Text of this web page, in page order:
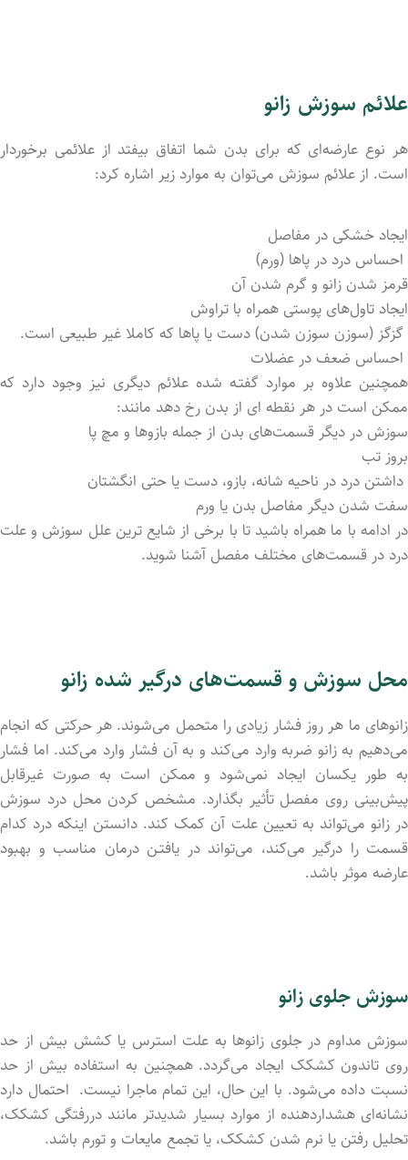
علائم سوزش زانو
هر نوع عارضه‌ای که برای بدن شما اتفاق بیفتد از علائمی برخوردار
است. از علائم سوزش می‌توان به موارد زیر اشاره کرد:
ایجاد خشکی در مفاصل
احساس درد در پاها (ورم)
قرمز شدن زانو و گرم شدن آن
ایجاد تاول‌های پوستی همراه با تراوش
گزگز (سوزن سوزن شدن) دست یا پاها که کاملا غیر طبیعی است.
احساس ضعف در عضلات
همچنین علاوه بر موارد گفتـه شد‌ه علائم دیگری نیز وجود دارد که
ممکن است در هر نقطه ای از بدن رخ دهد مانند:
سوزش در دیگر قسمت‌های بدن از جمله بازوها و مچ پا
بروز تب
داشتن درد در ناحیه شانه، بازو، دست یا حتی انگشتان
سفت شدن دیگر مفاصل بدن یا ورم
در ادامه با ما همراه باشید تا با برخی از شایع ترین علل سوزش و علت
درد در قسمت‌های مختلف مفصل آشنا شوید.
محل سوزش و قسمت‌های درگیر شد‌ه زانو
زانوهای ما هر روز فشار زیادی را متحمل می‌شوند. هر حرکتی که انجام
می‌دهیم به زانو ضربه وارد می‌کند و به آن فشار وارد می‌کند. اما فشار
به طور یکسان ایجاد نمی‌شود و ممکن است به‌ صورت غیرقابل
پیش‌بینی روی مفصل تأثیر بگذارد. مشخص کردن محل درد سوزش
در زانو می‌تواند به تعیین علت آن کمک کند. دانستن اینکه درد کدام
قسمت را درگیر می‌کند، می‌تواند در یافتـن درمان مناسب و بهبود
عارضه موثر باشد.
سوزش جلوی زانو
سوزش مداوم در جلوی زانوها به علت استرس یا کشش بیش از حد
روی تاندون کشکک ایجاد می‌‌گردد. همچنین به استفاده بیش از حد
نسبت داد‌ه می‌شود. با این حال، این تمام ماجرا نیست. احتمال دارد
نشانه‌ای هشداردهنده از موارد بسیار شدیدتر مانند دررفتگی کشکک،
تحلیل رفتن یا نرم شدن کشکک، یا تجمع مایعات و تورم باشد.